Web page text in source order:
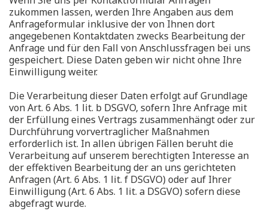
zukommen lassen, werden Ihre Angaben aus dem
Anfrageformular inklusive der von Ihnen dort
angegebenen Kontaktdaten zwecks Bearbeitung der
Anfrage und für den Fall von Anschlussfragen bei uns
gespeichert. Diese Daten geben wir nicht ohne Ihre
Einwilligung weiter.
Die Verarbeitung dieser Daten erfolgt auf Grundlage
von Art. 6 Abs. 1 lit. b DSGVO, sofern Ihre Anfrage mit
der Erfüllung eines Vertrags zusammenhängt oder zur
Durchführung vorvertraglicher Maßnahmen
erforderlich ist. In allen übrigen Fällen beruht die
Verarbeitung auf unserem berechtigten Interesse an
der effektiven Bearbeitung der an uns gerichteten
Anfragen (Art. 6 Abs. 1 lit. f DSGVO) oder auf Ihrer
Einwilligung (Art. 6 Abs. 1 lit. a DSGVO) sofern diese
abgefragt wurde.